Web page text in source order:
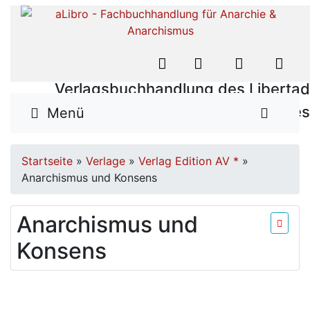
Verlagsbuchhandlung des Libertad
Verlages
Menü
Startseite » Verlage » Verlag Edition AV * »
Anarchismus und Konsens
Anarchismus und
Konsens